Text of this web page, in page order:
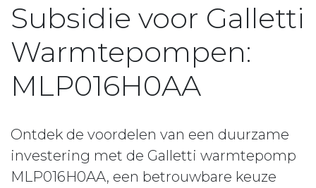
Subsidie voor Galletti
Warmtepompen:
MLP016H0AA
Ontdek de voordelen van een duurzame
investering met de Galletti warmtepomp
MLP016H0AA, een betrouwbare keuze